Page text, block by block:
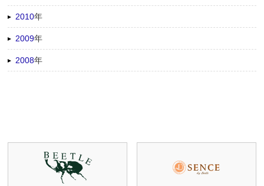
2010年
2009年
2008年